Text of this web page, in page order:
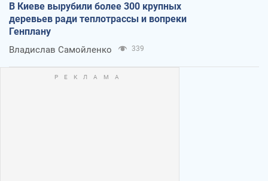
В Киеве вырубили более 300 крупных
деревьев ради теплотрассы и вопреки
Генплану
Владислав Самойленко 339